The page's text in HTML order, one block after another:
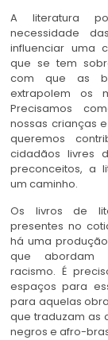
A literatura
necessidade
influenciar uma
que se tem
com que as
extrapolem os
Precisamos
nossas crianças
queremos
cidadãos livres
preconceitos, a
um caminho.
Os livros de
presentes no
há uma
que abordam
racismo. É
espaços para
para aquelas
que traduzam as
negros e afro-